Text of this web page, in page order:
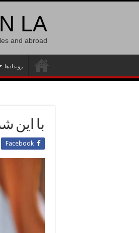
LA
and abroad
رویدادها
با این
Facebook